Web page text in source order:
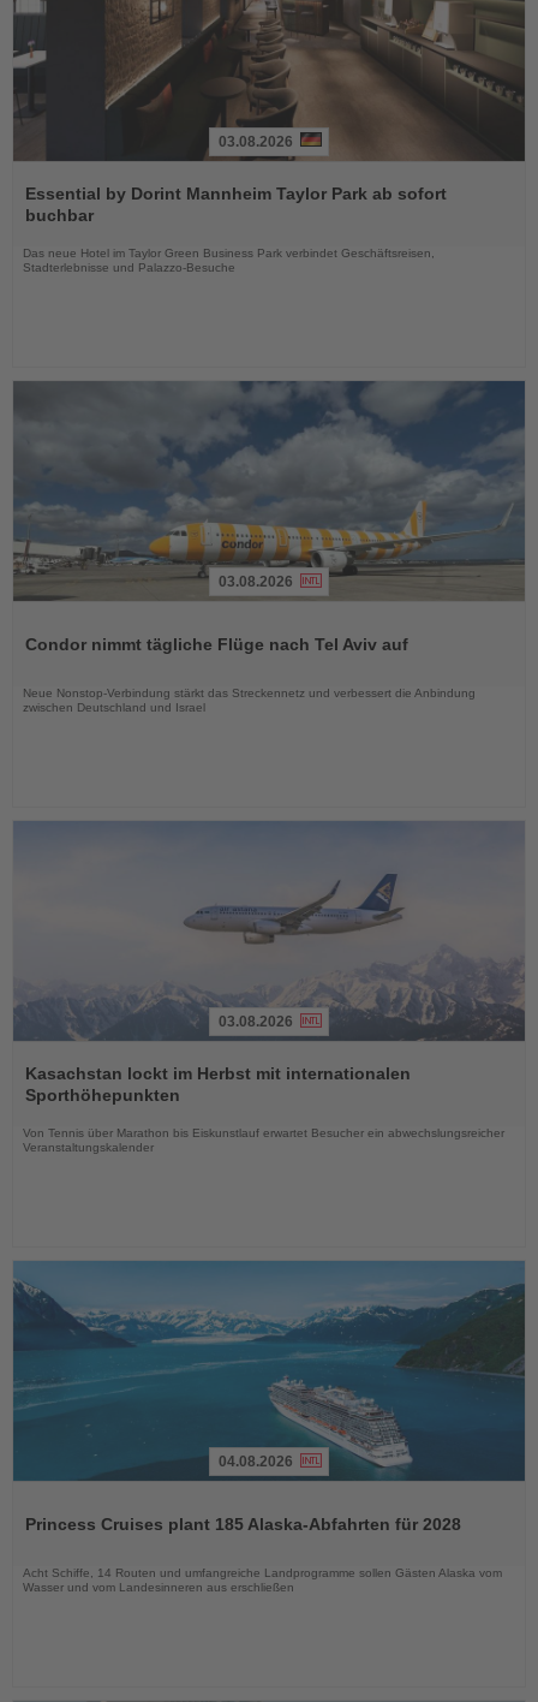
Sie
die
03.08.2026
Essential by Dorint Mannheim Taylor Park ab sofort
buchbar
Das neue Hotel im Taylor Green Business Park verbindet Geschäftsreisen,
Stadterlebnisse und Palazzo-Besuche
die
03.08.2026
Condor nimmt tägliche Flüge nach Tel Aviv auf
Neue Nonstop-Verbindung stärkt das Streckennetz und verbessert die Anbindung
zwischen Deutschland und Israel
Sie
die
Nachrichten
03.08.2026
Kasachstan lockt im Herbst mit internationalen
Sporthöhepunkten
Von Tennis über Marathon bis Eiskunstlauf erwartet Besucher ein abwechslungsreicher
Veranstaltungskalender
die
04.08.2026
Princess Cruises plant 185 Alaska-Abfahrten für 2028
Acht Schiffe, 14 Routen und umfangreiche Landprogramme sollen Gästen Alaska vom
Wasser und vom Landesinneren aus erschließen